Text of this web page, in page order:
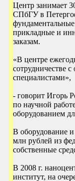
Центр занимает
СПбГУ в
фундаментальные
прикладные и
заказам.
«В центре
сотрудничестве
специалистами»,
- говорит Игорь
по научной
оборудованием
В оборудование
млн рублей из
собственные
В 2008 г.
институт, на